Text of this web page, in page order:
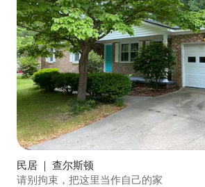
民居 ｜ 查尔斯顿
请别拘束，把这里当作自己的家